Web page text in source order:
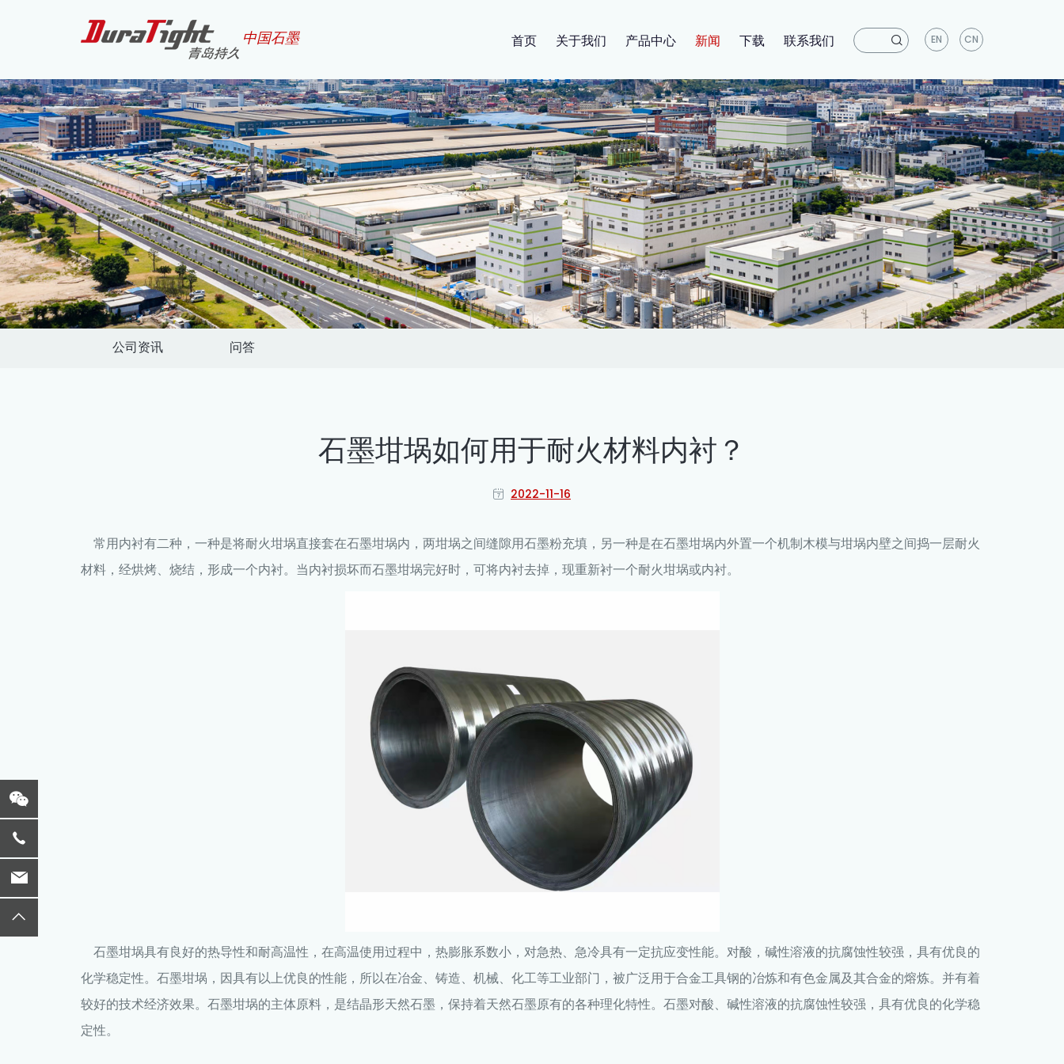
EN CN
中国石墨 首页 关于我们 产品中心 新闻 下载 联系我们
公司资讯 问答
石墨坩埚如何用于耐火材料内衬？
2022-11-16
常用内衬有二种，一种是将耐火坩埚直接套在石墨坩埚内，两坩埚之间缝隙用石墨粉充填，另一种是在石墨坩埚内外置一个机制木模与坩埚内壁之间捣一层耐火
材料，经烘烤、烧结，形成一个内衬。当内衬损坏而石墨坩埚完好时，可将内衬去掉，现重新衬一个耐火坩埚或内衬。
石墨坩埚具有良好的热导性和耐高温性，在高温使用过程中，热膨胀系数小，对急热、急冷具有一定抗应变性能。对酸，碱性溶液的抗腐蚀性较强，具有优良的
化学稳定性。石墨坩埚，因具有以上优良的性能，所以在冶金、铸造、机械、化工等工业部门，被广泛用于合金工具钢的冶炼和有色金属及其合金的熔炼。并有着
较好的技术经济效果。石墨坩埚的主体原料，是结晶形天然石墨，保持着天然石墨原有的各种理化特性。石墨对酸、碱性溶液的抗腐蚀性较强，具有优良的化学稳
定性。